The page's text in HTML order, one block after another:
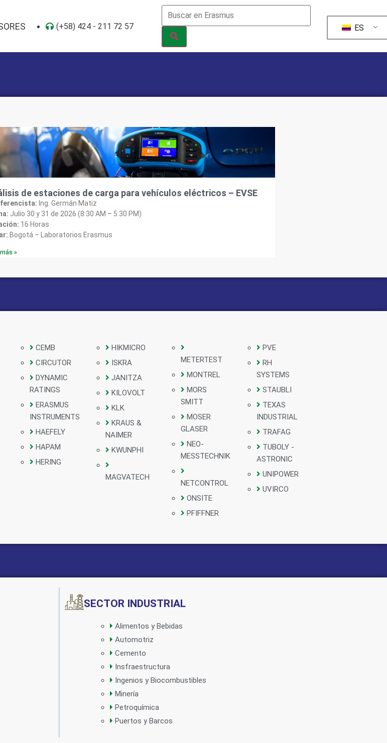
(+58) 424 - 211 72 57 ES
de estaciones de carga para vehículos eléctricos – EVSE
Ing. Germán Matiz
Julio 30 y 31 de 2026 (8:30 AM – 5:30 PM)
16 Horas
Bogotá – Laboratorios Erasmus
»
CEMB
CIRCUTOR
DYNAMIC
RATINGS
ERASMUS
INSTRUMENTS
HAEFELY
HAPAM
HERING
HIKMICRO
ISKRA
JANITZA
KILOVOLT
KLK
KRAUS &
NAIMER
KWUNPHI
MAGVATECH
METERTEST
MONTREL
MORS
SMITT
MOSER
GLASER
NEO-
MESSTECHNIK
NETCONTROL
ONSITE
PFIFFNER
PVE
RH
SYSTEMS
STAUBLI
TEXAS
INDUSTRIAL
TRAFAG
TUBOLY -
ASTRONIC
UNIPOWER
UVIRCO
SECTOR INDUSTRIAL
Alimentos y Bebidas
Automotriz
Cemento
Insfraestructura
Ingenios y Biocombustibles
Minería
Petroquímica
Puertos y Barcos